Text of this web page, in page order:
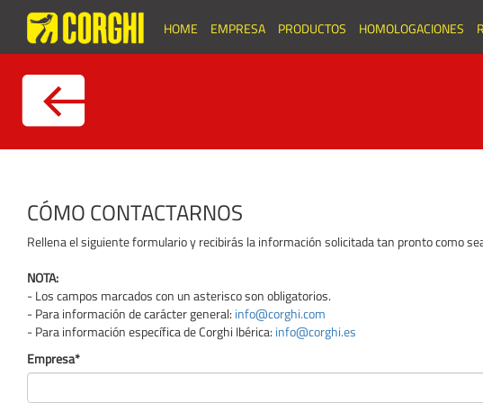
HOME EMPRESA PRODUCTOS HOMOLOGACIONES
CÓMO CONTACTARNOS
Rellena el siguiente formulario y recibirás la información solicitada tan pronto como
NOTA:
- Los campos marcados con un asterisco son obligatorios.
- Para información de carácter general: info@corghi.com
- Para información específica de Corghi Ibérica: info@corghi.es
Empresa*